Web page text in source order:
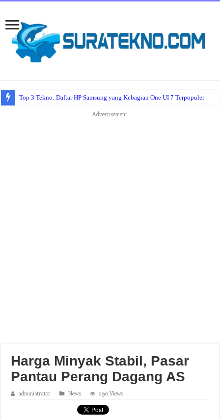
Top 3 Tekno: Daftar HP Samsung yang Kebagian One UI 7 Terpopuler
Advertisement
Harga Minyak Stabil, Pasar
Pantau Perang Dagang AS
administrator News 290 Views